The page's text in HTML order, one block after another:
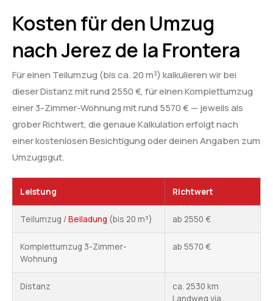
Kosten für den Umzug
nach Jerez de la Frontera
Für einen Teilumzug (bis ca. 20 m³) kalkulieren wir bei
dieser Distanz mit rund 2550 €, für einen Komplettumzug
einer 3-Zimmer-Wohnung mit rund 5570 € — jeweils als
grober Richtwert, die genaue Kalkulation erfolgt nach
einer kostenlosen Besichtigung oder deinen Angaben zum
Umzugsgut.
Leistung Richtwert
Teilumzug /Beiladung (bis 20 m³) ab 2550 €
Komplettumzug 3-Zimmer-
Wohnung
ab 5570 €
Distanz
ca. 2530 km
Landweg via